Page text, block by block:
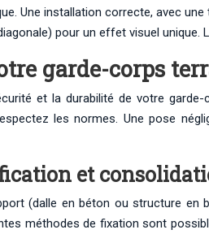
Une installation correcte, avec
pour un effet visuel
garde-corps
et la durabilité de votre
les normes. Une pose
et
(dalle en béton ou structure
méthodes de fixation sont